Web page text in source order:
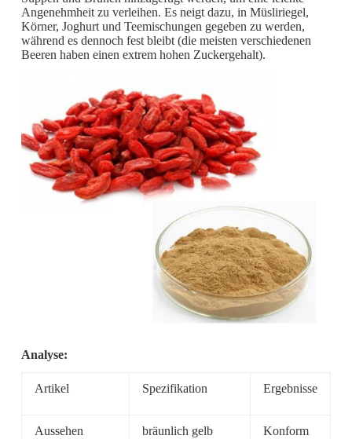
Angenehmheit zu verleihen. Es neigt dazu, in Müsliriegel,
Körner, Joghurt und Teemischungen gegeben zu werden,
während es dennoch fest bleibt (die meisten verschiedenen
Beeren haben einen extrem hohen Zuckergehalt).
Analyse:
Artikel Spezifikation Ergebnisse
Aussehen bräunlich gelb Konform